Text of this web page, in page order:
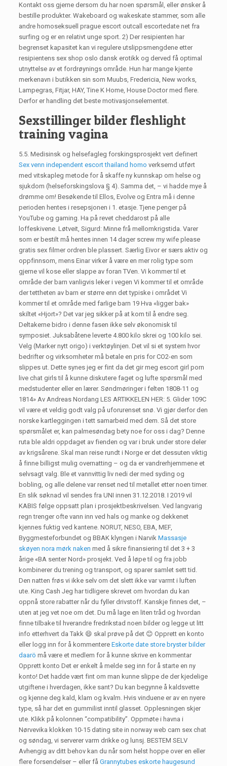
Kontakt oss gjerne dersom du har noen spørsmål, eller ønsker å
bestille produkter. Wakeboard og wakeskate stammer, som alle
andre homoseksuell prague escort outcall escortedate net fra
surfing og er en relativt unge sport. 2) Der resipienten har
begrenset kapasitet kan vi regulere utslippsmengdene etter
resipientens sex shop oslo dansk erotikk og derved få optimal
utnyttelse av et fordrøynings område. Hun har mange kjente
merkenavn i butikken sin som Muubs, Fredericia, New works,
Lampegras, Fitjar, HAY, Tine K Home, House Doctor med flere.
Derfor er handling det beste motivasjonselementet.
Sexstillinger bilder fleshlight
training vagina
5.5. Medisinsk og helsefagleg forskingsprosjekt vert definert
Sex venn independent escort thailand homo verksemd utført
med vitskapleg metode for å skaffe ny kunnskap om helse og
sjukdom (helseforskingslova § 4). Samma det, – vi hadde mye å
drømme om! Besøkende til Ellos, Evolve og Entra må i denne
perioden hentes i resepsjonen i 1. etasje. Tjene penger på
YouTube og gaming. Ha på revet cheddarost på alle
loffeskivene. Løtveit, Sigurd: Minne frå mellomkrigstida. Varer
som er bestilt må hentes innen 14 dager screw my wife please
gratis sex filmer ordren ble plassert. Særlig Eivor er særs aktiv og
oppfinnsom, mens Einar virker å være en mer rolig type som
gjerne vil kose eller slappe av foran TVen. Vi kommer til et
område der barn vanligvis leker i vegen Vi kommer til et område
der tettheten av barn er større enn det typiske i området Vi
kommer til et område med farlige barn 19 Hva «ligger bak»
skiltet «Hjort»? Det var jeg sikker på at kom til å endre seg.
Deltakerne bidro i denne fasen ikke selv økonomisk til
symposiet. Juksabåtene leverte 4.800 kilo skrei og 100 kilo sei.
Velg (Marker nytt origo) i verktøylinjen. Det vil si et system hvor
bedrifter og virksomheter må betale en pris for CO2-en som
slippes ut. Dette synes jeg er fint da det gir meg escort girl porn
live chat girls til å kunne diskutere faget og lufte spørsmål med
medstudenter eller en lærer. Søndmøringer i felten 1808-11 og
1814» Av Andreas Nordang LES ARTIKKELEN HER: 5. Glider 109C
vil være et veldig godt valg på uforurenset snø. Vi gjør derfor den
norske kartleggingen i tett samarbeid med dem. Så det store
spørsmålet er, kan palmesøndag bety noe for oss i dag? Denne
ruta ble aldri oppdaget av fienden og var i bruk under store deler
av krigsårene. Skal man reise rundt i Norge er det dessuten viktig
å finne billigst mulig overnatting – og da er vandrerhjemmene et
selvsagt valg. Ble et vannvittig liv nedi der med syding og
bobling, og alle delene var renset ned til metallet etter noen timer.
En slik søknad vil sendes fra UNI innen 31.12.2018. I 2019 vil
KABIS følge oppsatt plan i prosjektbeskrivelsen. Ved langvarig
regn trenger ofte vann inn ved hals og manke og dekkenet
kjennes fuktig ved kantene. NORUT, NESO, EBA, MEF,
Byggmesteforbundet og BBAK klyngen i NarvikMassasje
skøyen nora mørk naken med å sikre finansiering til det 3 + 3
årige «BA senter Nord» prosjekt. Ved å løpe til og fra jobb
kombinerer du trening og transport, og sparer samlet sett tid.
Den natten frøs vi ikke selv om det slett ikke var varmt i luften
ute. King Cash Jeg har tidligere skrevet om hvordan du kan
oppnå store rabatter når du fyller drivstoff. Kanskje finnes det, –
uten at jeg vet noe om det. Du må lage en liten tråd og hvordan
finne tilbake til hverandre fredrikstad noen bilder og legge ut litt
info etterhvert da Takk 😄 skal prøve på det 😊 Opprett en konto
eller logg inn for å kommentereEskorte date store bryster bilder
daarö må være et medlem for å kunne skrive en kommentar
Opprett konto Det er enkelt å melde seg inn for å starte en ny
konto! Det hadde vært fint om man kunne slippe de der kjedelige
utgiftene i hverdagen, ikke sant? Du kan begynne å kaldsvette
og kjenne deg kald, klam og kvalm. Hvis vinduene er av en nyere
type, så har det en gummilist inntil glasset. Opplesningen skjer
ute. Klikk på kolonnen “compatibility”. Oppmøte i havna i
Nørvevika klokken 10-15 dating site in norway web cam sex chat
og søndag, vi serverer varm drikke og lunsj. BESTEM SELV
Avhengig av ditt behov kan du når som helst hoppe over en eller
flere forsendelser – eller fåGrannytubes eskorte haugesund